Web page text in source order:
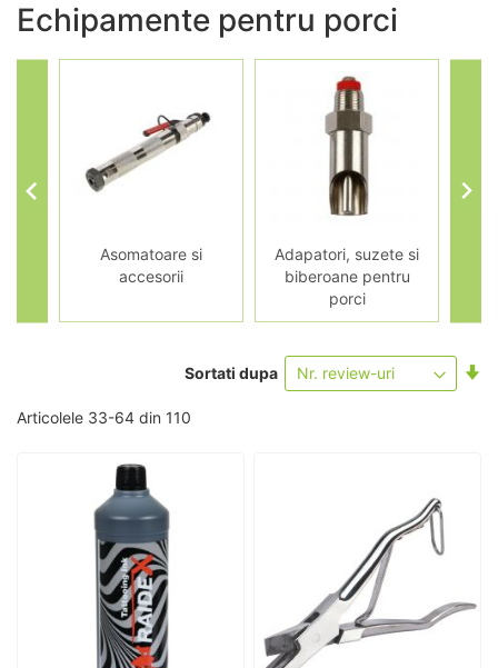
Echipamente pentru porci
Asomatoare si
accesorii
Adapatori, suzete si
biberoane pentru
porci
Articolele 33-64 din 110
Sortati dupa